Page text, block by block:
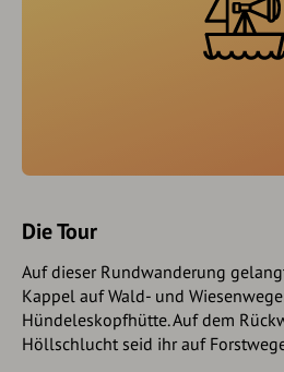
Die Tour
Auf dieser Rundwanderung
Kappel auf Wald- und
Hündeleskopfhütte. Auf dem
Höllschlucht seid ihr auf